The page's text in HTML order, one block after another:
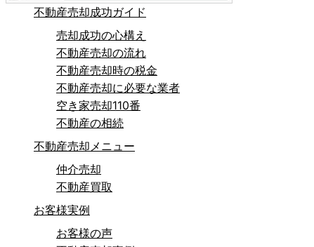
不動産売却成功ガイド
売却成功の心構え
不動産売却の流れ
不動産売却時の税金
不動産売却に必要な業者
空き家売却110番
不動産の相続
不動産売却メニュー
仲介売却
不動産買取
お客様実例
お客様の声